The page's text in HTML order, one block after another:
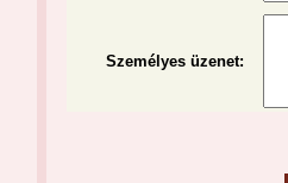
Személyes üzenet: